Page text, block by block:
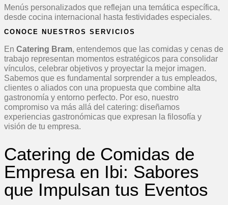
Menús personalizados que reflejan una temática específica,
desde cocina internacional hasta festividades especiales.
CONOCE NUESTROS SERVICIOS
En Catering Bram, entendemos que las comidas y cenas de
trabajo representan momentos estratégicos para consolidar
vínculos, celebrar objetivos y proyectar la mejor imagen.
Sabemos que es fundamental sorprender a tus empleados,
clientes o aliados con una propuesta que combine alta
gastronomía y entorno perfecto. Por eso, nuestro
compromiso va más allá del catering: diseñamos
experiencias gastronómicas que expresan la filosofía y
visión de tu empresa.
Catering de Comidas de
Empresa en Ibi: Sabores
que Impulsan tus Eventos